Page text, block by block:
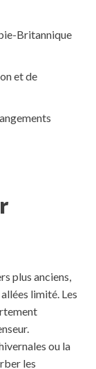
Britannique
et de
plus anciens,
limité. Les
ou la
les